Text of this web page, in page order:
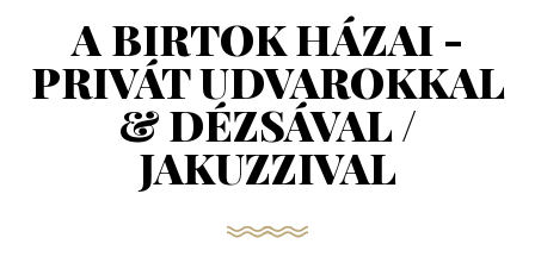
A BIRTOK HÁZAI -
PRIVÁT UDVAROKKAL
& DÉZSÁVAL /
JAKUZZIVAL